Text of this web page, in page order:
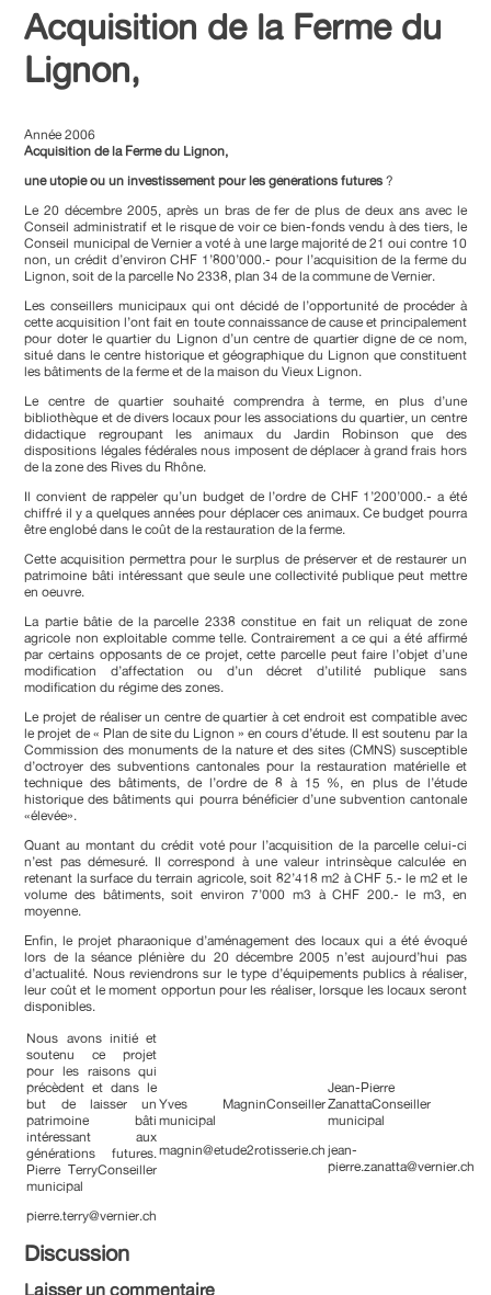
Acquisition de la Ferme du
Lignon,
Année 2006
Acquisition de la Ferme du Lignon,
une utopie ou un investissement pour les générations futures?
Le 20 décembre 2005, après un bras de fer de plus de deux ans avec le
Conseil administratif et le risque de voir ce bien-fonds vendu à des tiers, le
Conseil municipal de Vernier a voté à une large majorité de 21 oui contre 10
non, un crédit d’environ CHF 1’800’000.- pour l’acquisition de la ferme du
Lignon, soit de la parcelle No 2338, plan 34 de la commune de Vernier.
Les conseillers municipaux qui ont décidé de l’opportunité de procéder à
cette acquisition l’ont fait en toute connaissance de cause et principalement
pour doter le quartier du Lignon d’un centre de quartier digne de ce nom,
situé dans le centre historique et géographique du Lignon que constituent
les bâtiments de la ferme et de la maison du Vieux Lignon.
Le centre de quartier souhaité comprendra à terme, en plus d’une
bibliothèque et de divers locaux pour les associations du quartier, un centre
didactique regroupant les animaux du Jardin Robinson que des
dispositions légales fédérales nous imposent de déplacer à grand frais hors
de la zone des Rives du Rhône.
Il convient de rappeler qu’un budget de l’ordre de CHF 1’200’000.- a été
chiffré il y a quelques années pour déplacer ces animaux. Ce budget pourra
être englobé dans le coût de la restauration de la ferme.
Cette acquisition permettra pour le surplus de préserver et de restaurer un
patrimoine bâti intéressant que seule une collectivité publique peut mettre
en oeuvre.
La partie bâtie de la parcelle 2338 constitue en fait un reliquat de zone
agricole non exploitable comme telle. Contrairement a ce qui a été affirmé
par certains opposants de ce projet, cette parcelle peut faire l’objet d’une
modification d’affectation ou d’un décret d’utilité publique sans
modification du régime des zones.
Le projet de réaliser un centre de quartier à cet endroit est compatible avec
le projet de « Plan de site du Lignon » en cours d’étude. Il est soutenu par la
Commission des monuments de la nature et des sites (CMNS) susceptible
d’octroyer des subventions cantonales pour la restauration matérielle et
technique des bâtiments, de l’ordre de 8 à 15 %, en plus de l’étude
historique des bâtiments qui pourra bénéficier d’une subvention cantonale
«élevée».
Quant au montant du crédit voté pour l’acquisition de la parcelle celui-ci
n’est pas démesuré. Il correspond à une valeur intrinsèque calculée en
retenant la surface du terrain agricole, soit 82’418 m2 à CHF 5.- le m2 et le
volume des bâtiments, soit environ 7’000 m3 à CHF 200.- le m3, en
moyenne.
Enfin, le projet pharaonique d’aménagement des locaux qui a été évoqué
lors de la séance plénière du 20 décembre 2005 n’est aujourd’hui pas
d’actualité. Nous reviendrons sur le type d’équipements publics à réaliser,
leur coût et le moment opportun pour les réaliser, lorsque les locaux seront
disponibles.
Nous avons initié et
soutenu ce projet
pour les raisons qui
précèdent et dans le
but de laisser un
patrimoine bâti
intéressant aux
générations futures.
Pierre TerryConseiller
municipal
pierre.terry@vernier.ch
Yves MagninConseiller
municipal
magnin@etude2rotisserie.ch
Jean-Pierre
ZanattaConseiller
municipal
jean-
pierre.zanatta@vernier.ch
Discussion
Laisser un commentaire